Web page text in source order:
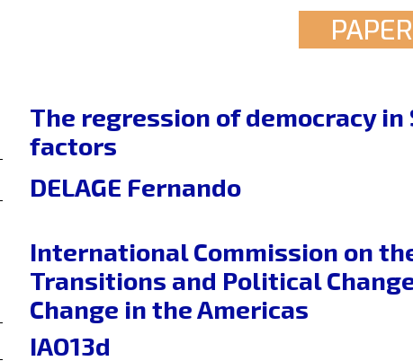
PAPER
The regression of democracy
factors
DELAGE Fernando
International Commission on
Transitions and Political
Change in the Americas
IAO13d